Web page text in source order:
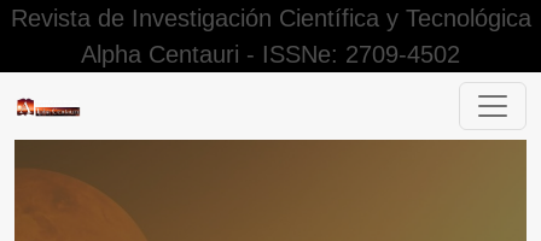
Revista de Investigación Científica y Tecnológica
Alpha Centauri - ISSNe: 2709-4502
Optimizar la formulación de un queque tipo ingles a base